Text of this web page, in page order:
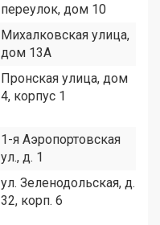
переулок, дом 10
Михалковская улица,
дом 13А
Пронская улица, дом
4, корпус 1
1-я Аэропортовская
ул., д. 1
ул. Зеленодольская, д.
32, корп. 6